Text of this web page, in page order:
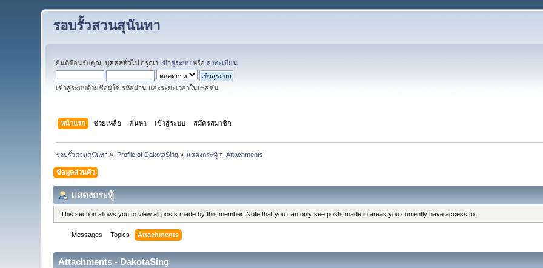
รอบรั้วสวนสุนันทา
ยินดีต้อนรับคุณ,บุคคลทั่วไป กรุณา เข้าสู่ระบบ หรือ ลงทะเบียน
เข้าสู่ระบบด้วยชื่อผู้ใช้ รหัสผ่าน และระยะเวลาในเซสชั่น
หน้าแรก ช่วยเหลือ ค้นหา เข้าสู่ระบบ สมัครสมาชิก
รอบรั้วสวนสุนันทา » Profile of DakotaSing» แสดงกระทู้ » Attachments
ข้อมูลส่วนตัว
แสดงกระทู้
This section allows you to view all posts made by this member. Note that you can only see posts made in areas you currently have access to.
Messages Topics Attachments
Attachments - DakotaSing